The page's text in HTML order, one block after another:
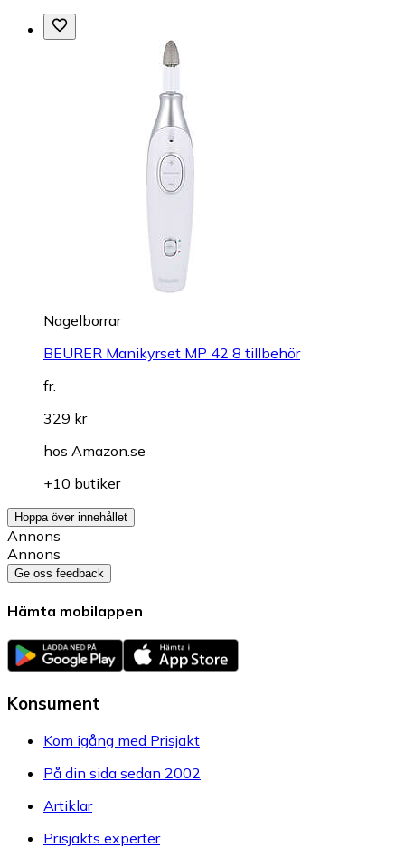
Nagelborrar
BEURER Manikyrset MP 42 8 tillbehör
fr.
329 kr
hos Amazon.se
+10 butiker
Hoppa över innehållet
Annons
Annons
Ge oss feedback
Hämta mobilappen
Konsument
Kom igång med Prisjakt
På din sida sedan 2002
Artiklar
Prisjakts experter